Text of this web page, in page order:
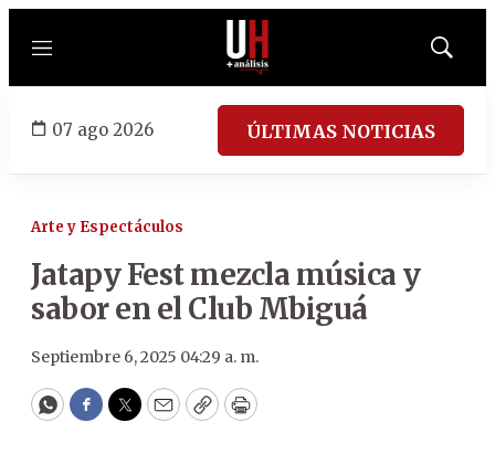
Menú
Mostrar
07 ago 2026 ÚLTIMAS NOTICIAS
Arte y Espectáculos
Jatapy Fest mezcla música y
sabor en el Club Mbiguá
Septiembre 6, 2025 04:29 a. m.
WhatsApp
Facebook
Twitter
EmailCopyPrint